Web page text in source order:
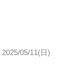
2025/05/11(日)